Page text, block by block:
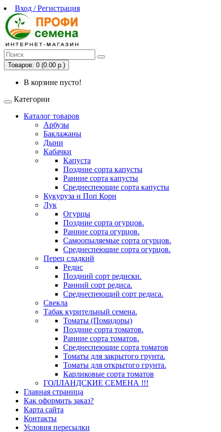
Вход / Регистрация
Товаров: 0 (0.00 р.)
В корзине пусто!
Категории
Каталог товаров
Арбузы
Баклажаны
Дыни
Кабачки
Капуста
Поздние сорта капусты
Ранние сорта капусты
Среднеспеющие сорта капусты
Кукуруза и Поп Корн
Лук
Огурцы
Поздние сорта огурцов.
Ранние сорта огурцов.
Самоопыляемые сорта огурцов.
Среднеспеющие сорта огурцов.
Перец сладкий
Редис
Поздний сорт редиски.
Ранний сорт редиса.
Среднеспеющий сорт редиса.
Свекла
Табак курительный семена.
Томаты (Помидоры)
Поздние сорта томатов.
Ранние сорта томатов.
Среднеспеющие сорта томатов
Томаты для закрытого грунта.
Томаты для открытого грунта.
Карликовые сорта томатов
ГОЛЛАНДСКИЕ СЕМЕНА !!!
Главная страница
Как оформить заказ?
Карта сайта
Контакты
Условия пересылки